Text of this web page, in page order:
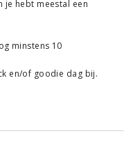
je hebt meestal een
minstens 10
en/of goodie dag bij.